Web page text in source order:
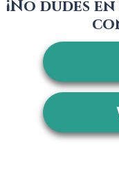
¡No dudes